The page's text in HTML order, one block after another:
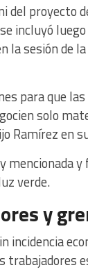
del proyecto
incluyó
la sesión de
para que
solo
Ramírez en
verde.
y
incidencia
trabajadores